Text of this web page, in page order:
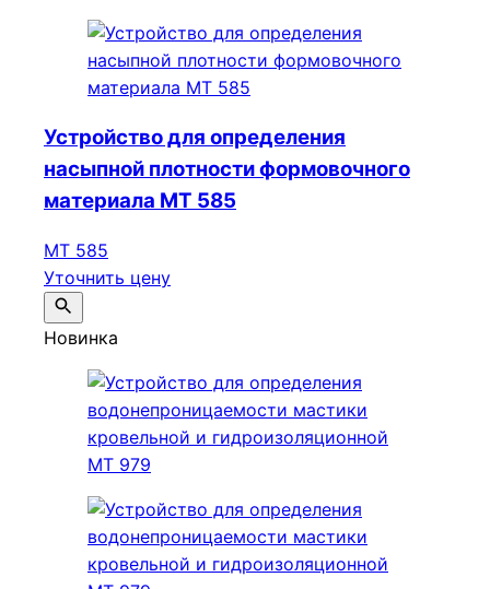
Устройство для определения
насыпной плотности формовочного
материала МТ 585
МТ 585
Уточнить цену
Новинка